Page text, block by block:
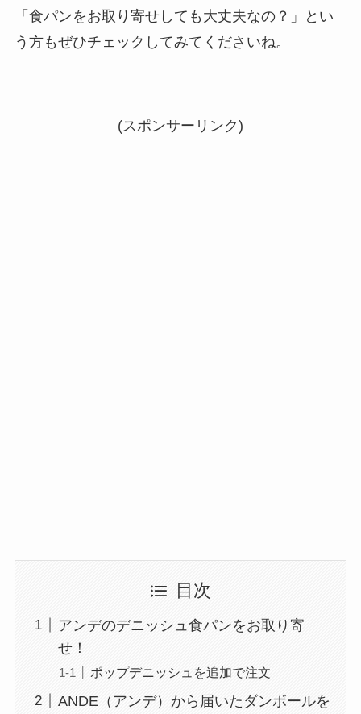
「食パンをお取り寄せしても大丈夫なの？」とい
う方もぜひチェックしてみてくださいね。
(スポンサーリンク)
目次
アンデのデニッシュ食パンをお取り寄
せ！
ポップデニッシュを追加で注文
ANDE（アンデ）から届いたダンボールを